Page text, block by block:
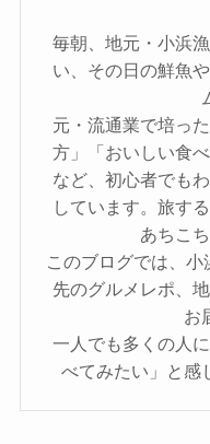
毎朝、地元・小浜
い、その日の鮮魚
元・流通業で培っ
方」「おいしい食
など、初心者でも
しています。旅す
あちこ
このブログでは、
先のグルメレポ、
お
一人でも多くの人
べてみたい」と感